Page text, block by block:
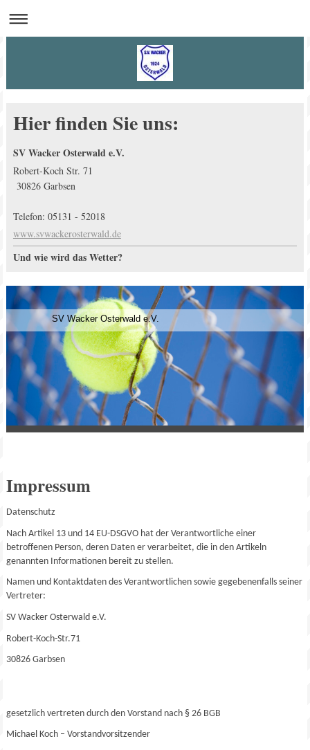
Hier finden Sie uns:
SV Wacker Osterwald e.V.
Robert-Koch Str. 71
30826 Garbsen
Telefon: 05131 - 52018
www.svwackerosterwald.de
Und wie wird das Wetter?
SV Wacker Osterwald e.V.
Impressum
Datenschutz
Nach Artikel 13 und 14 EU-DSGVO hat der Verantwortliche einer
betroffenen Person, deren Daten er verarbeitet, die in den Artikeln
genannten Informationen bereit zu stellen.
Namen und Kontaktdaten des Verantwortlichen sowie gegebenenfalls seiner
Vertreter:
SV Wacker Osterwald e.V.
Robert-Koch-Str.71
30826 Garbsen
gesetzlich vertreten durch den Vorstand nach § 26 BGB
Michael Koch – Vorstandvorsitzender